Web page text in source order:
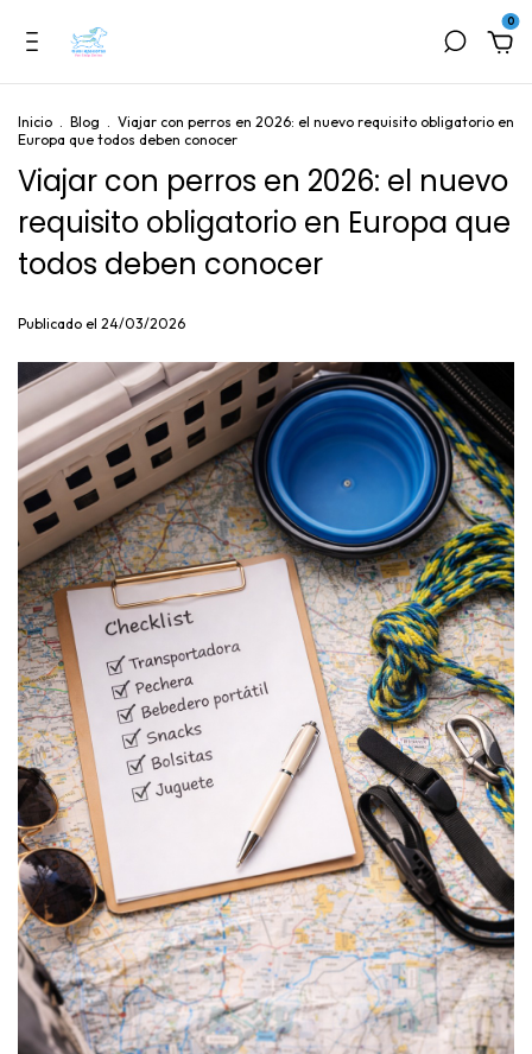
0
Inicio . Blog . Viajar con perros en 2026: el nuevo requisito obligatorio en
Europa que todos deben conocer
Viajar con perros en 2026: el nuevo
requisito obligatorio en Europa que
todos deben conocer
Publicado el 24/03/2026